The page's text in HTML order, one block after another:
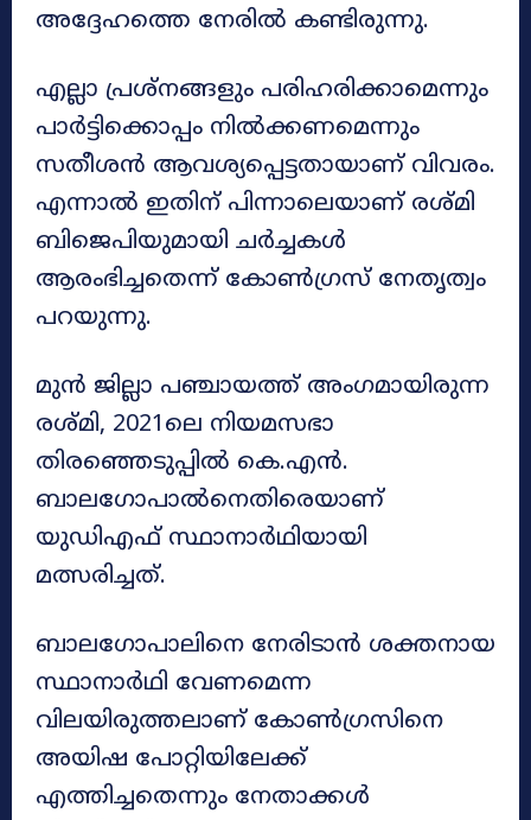
അദ്ദേഹത്തെ നേരിൽ കണ്ടിരുന്നു.
എല്ലാ പ്രശ്നങ്ങളും പരിഹരിക്കാമെന്നും
പാർട്ടിക്കൊപ്പം നിൽക്കണമെന്നും
സതീശൻ ആവശ്യപ്പെട്ടതായാണ് വിവരം.
എന്നാൽ ഇതിന് പിന്നാലെയാണ് രശ്മി
ബിജെപിയുമായി ചർച്ചകൾ
ആരംഭിച്ചതെന്ന് കോൺഗ്രസ് നേതൃത്വം
പറയുന്നു.
മുൻ ജില്ലാ പഞ്ചായത്ത് അംഗമായിരുന്ന
രശ്മി, 2021ലെ നിയമസഭാ
തിരഞ്ഞെടുപ്പിൽ കെ.എൻ.
ബാലഗോപാൽനെതിരെയാണ്
യുഡിഎഫ് സ്ഥാനാർഥിയായി
മത്സരിച്ചത്.
ബാലഗോപാലിനെ നേരിടാൻ ശക്തനായ
സ്ഥാനാർഥി വേണമെന്ന
വിലയിരുത്തലാണ് കോൺഗ്രസിനെ
അയിഷ പോറ്റിയിലേക്ക്
എത്തിച്ചതെന്നും നേതാക്കൾ